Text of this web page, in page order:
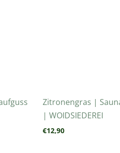
Zitronengras |
| WOIDSIEDEREI
€12,90